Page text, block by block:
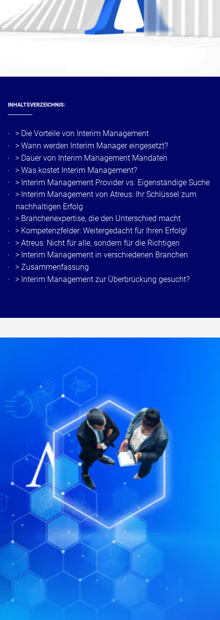
INHALTSVERZEICHNIS:
> Die Vorteile von Interim Management
> Wann werden Interim Manager eingesetzt?
> Dauer von Interim Management Mandaten
> Was kostet Interim Management?
> Interim Management Provider vs. Eigenständige Suche
> Interim Management von Atreus: Ihr Schlüssel zum
nachhaltigen Erfolg
> Branchenexpertise, die den Unterschied macht
> Kompetenzfelder: Weitergedacht für Ihren Erfolg!
> Atreus: Nicht für alle, sondern für die Richtigen
> Interim Management in verschiedenen Branchen
> Zusammenfassung
> Interim Management zur Überbrückung gesucht?